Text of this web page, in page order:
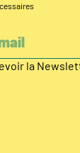
la